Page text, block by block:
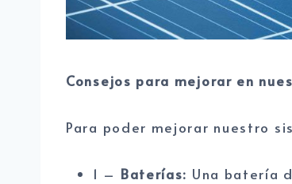
Consejos para mejorar en
Para poder mejorar nuestro
1 – Baterías: Una batería